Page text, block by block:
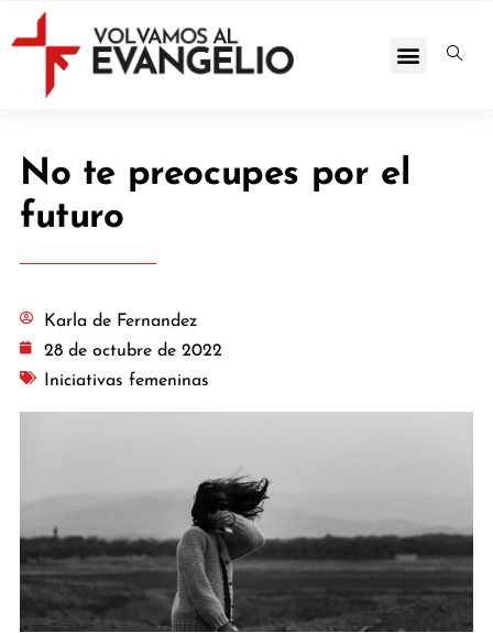
No te preocupes por el
futuro
Karla de Fernandez
28 de octubre de 2022
Iniciativas femeninas